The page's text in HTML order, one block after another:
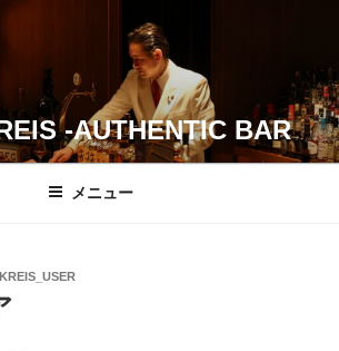
-AUTHENTIC BAR
メニュー
KREIS_USER